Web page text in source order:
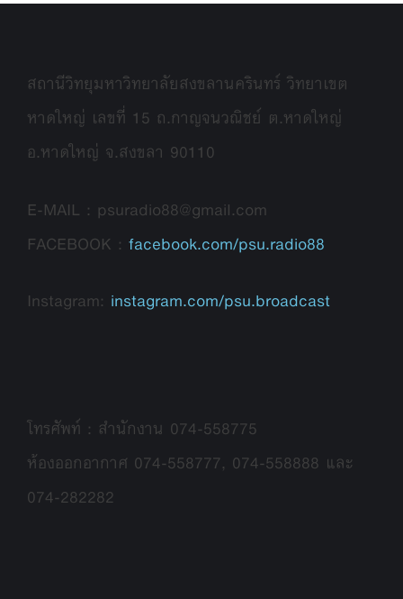
สถานีวิทยุมหาวิทยาลัยสงขลานครินทร์ วิทยาเขต
หาดใหญ่ เลขที่ 15 ถ.กาญจนวณิชย์ ต.หาดใหญ่
อ.หาดใหญ่ จ.สงขลา 90110
E-MAIL : psuradio88@gmail.com
FACEBOOK : facebook.com/psu.radio88
Instagram: instagram.com/psu.broadcast
โทรศัพท์ : สำนักงาน 074-558775
ห้องออกอากาศ 074-558777, 074-558888 และ
074-282282